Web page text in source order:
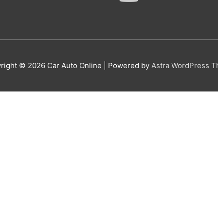
© 2026 Car Auto Online | Powered by Astra WordPress